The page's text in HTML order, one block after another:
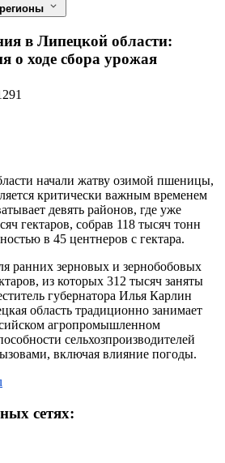
в Липецкой области:
о ходе сбора урожая
начали жатву озимой пшеницы,
критически важным временем
девять районов, где уже
гектаров, собрав 118 тысяч тонн
в 45 центнеров с гектара.
ранних зерновых и зернобобовых
из которых 312 тысяч заняты
губернатора Илья Карлин
область традиционно занимает
агропромышленном
сельхозпроизводителей
включая влияние погоды.
сетях: